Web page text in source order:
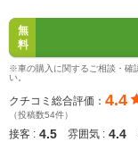
無
料
※車の購入に関するご相談・確
い。
クチコミ総合評価： 4.4
（投稿数54件）
接客 : 4.5 雰囲気 : 4.4